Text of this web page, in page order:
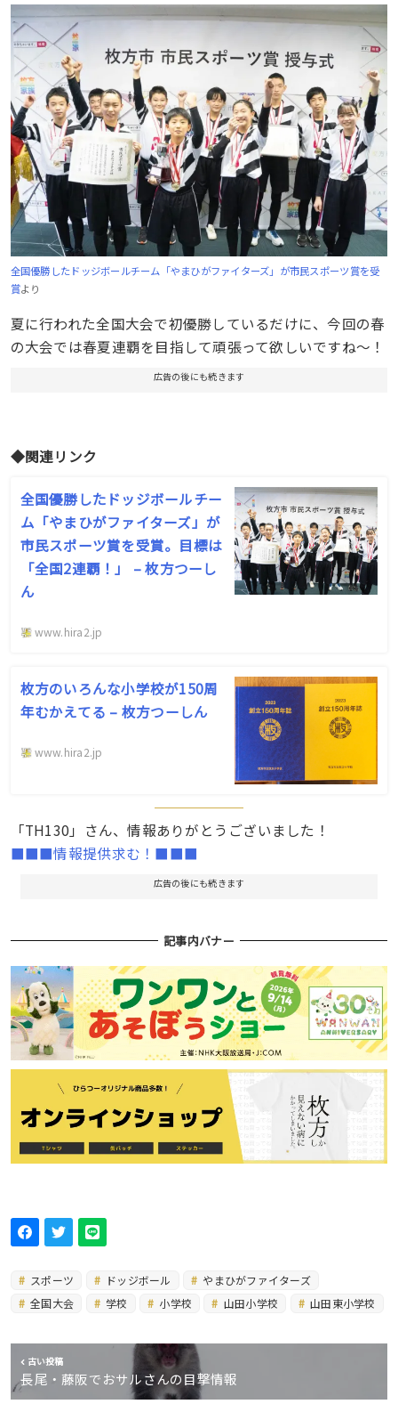
全国優勝したドッジボールチーム「やまひがファイターズ」が市民スポーツ賞を受
賞より
夏に行われた全国大会で初優勝しているだけに、今回の春
の大会では春夏連覇を目指して頑張って欲しいですね〜！
広告の後にも続きます
◆関連リンク
全国優勝したドッジボールチー
ム「やまひがファイターズ」が
市民スポーツ賞を受賞。目標は
「全国2連覇！」 – 枚方つーし
ん
www.hira2.jp
枚方のいろんな小学校が150周
年むかえてる – 枚方つーしん
www.hira2.jp
「TH130」さん、情報ありがとうございました！
■■■情報提供求む！■■■
広告の後にも続きます
記事内バナー
スポーツ ドッジボール
やまひがファイターズ
全国大会
学校 小学校 山田小学校 山田東小学校
古い投稿
長尾・藤阪でおサルさんの目撃情報